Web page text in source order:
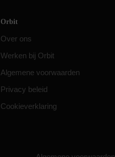
Orbit
Over ons
Werken bij Orbit
Algemene voorwaarden
Privacy beleid
Cookieverklaring